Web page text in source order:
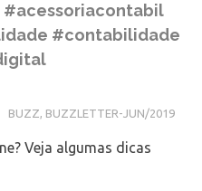
#contabilidade
BUZZ BUZZLETTER-JUN/2019
Veja algumas dicas